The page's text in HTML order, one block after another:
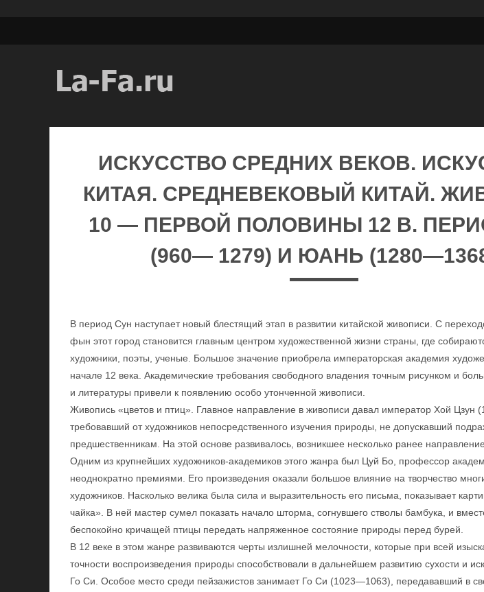
ИСКУССТВО СРЕДНИХ ВЕКОВ.
КИТАЯ. СРЕДНЕВЕКОВЫЙ КИТАЙ.
10 — ПЕРВОЙ ПОЛОВИНЫ 12 В.
(960— 1279) И ЮАНЬ
В период Сун наступает новый блестящий этап в развитии китайской живописи. С
фын этот город становится главным центром художественной жизни страны, где
художники, поэты, ученые. Большое значение приобрела императорская академия
начале 12 века. Академические требования свободного владения точным рисунком и
и литературы привели к появлению особо утонченной живописи.
Живопись «цветов и птиц». Главное направление в живописи давал император Хой Цзун
требовавший от художников непосредственного изучения природы, не допускавший
предшественникам. На этой основе развивалось, возникшее несколько ранее
Одним из крупнейших художников-академиков этого жанра был Цуй Бо, профессор
неоднократно премиями. Его произведения оказали большое влияние на творчество
художников. Насколько велика была сила и выразительность его письма, показывает
чайка». В ней мастер сумел показать начало шторма, согнувшего стволы бамбука, и
беспокойно кричащей птицы передать напряженное состояние природы перед бурей.
В 12 веке в этом жанре развиваются черты излишней мелочности, которые при всей
точности воспроизведения природы способствовали в дальнейшем развитию сухости и
Го Си. Особое место среди пейзажистов занимает Го Си (1023—1063), передававший в